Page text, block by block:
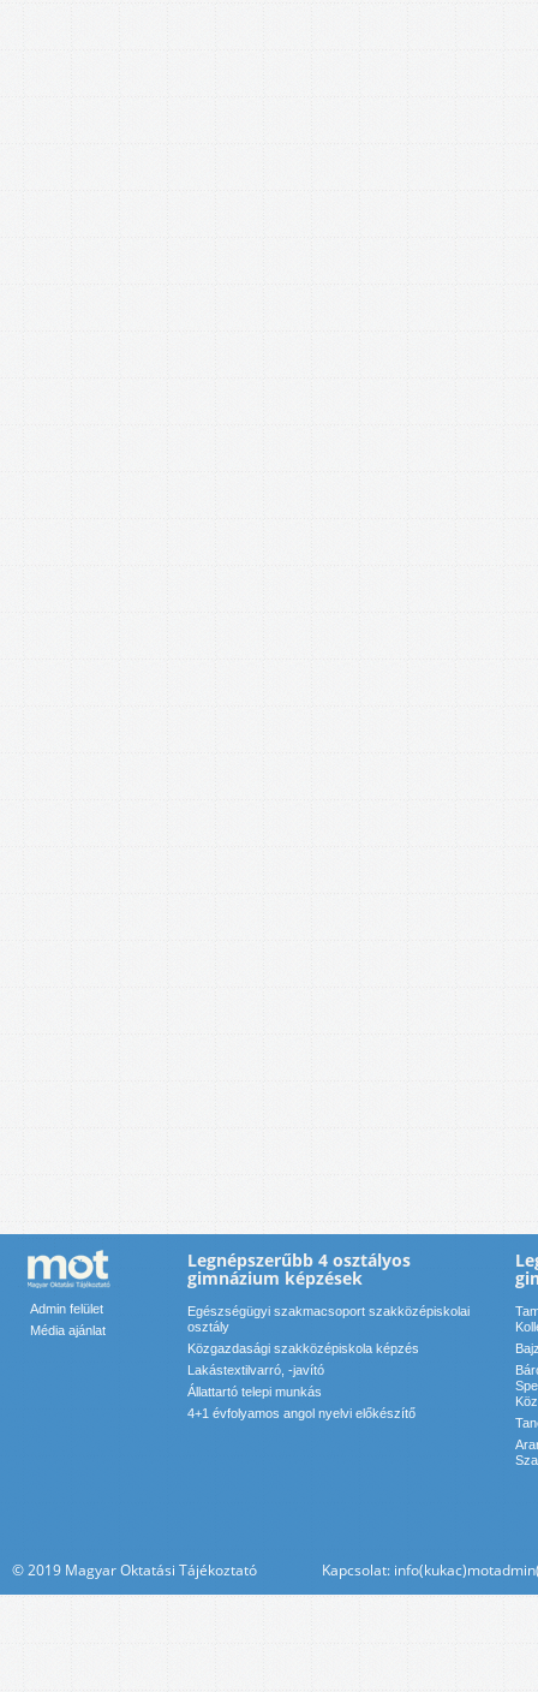
Admin felület
Média ajánlat
Legnépszerűbb 4 osztályos
gimnázium képzések
Egészségügyi szakmacsoport szakközépiskolai
osztály
Közgazdasági szakközépiskola képzés
Lakástextilvarró, -javító
Állattartó telepi munkás
4+1 évfolyamos angol nyelvi előkészítő
© 2019 Magyar Oktatási Tájékoztató Kapcsolat: